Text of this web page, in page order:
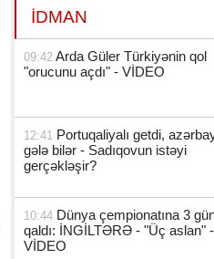
İDMAN
09:42 Arda Güler Türkiyənin qol
"orucunu açdı" - VİDEO
12:41 Portuqaliyalı getdi,
gələ bilər - Sadıqovun istəyi
gerçəkləşir?
10:44 Dünya çempionatına 3
qaldı: İNGİLTƏRƏ - "Üç aslan" -
VİDEO